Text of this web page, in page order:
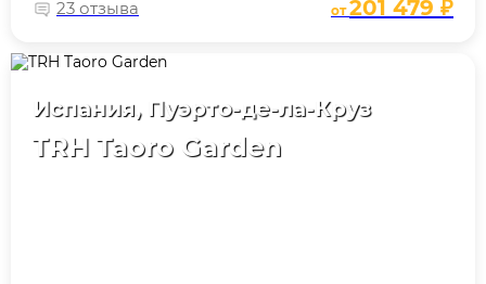
23 отзыва от201 479 ₽
Испания, Пуэрто-де-ла-Круз
TRH Taoro Garden